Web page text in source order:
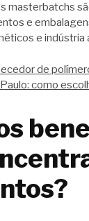
masterbatchs
e
e indústria
de
como